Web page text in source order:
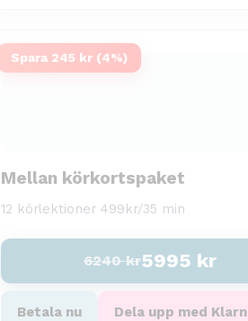
Spara 245 kr (4%)
Mellan körkortspaket
12 körlektioner 499kr/35 min
6240kr5995 kr
Betala nu Dela upp med